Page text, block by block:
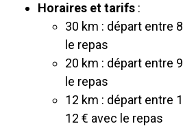
Horaires et tarifs :
30 km : départ entre
le repas
20 km : départ entre
le repas
12 km : départ entre
12 € avec le repas